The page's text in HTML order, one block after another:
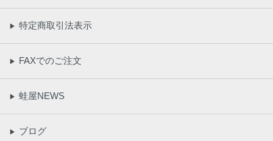
▶ 特定商取引法表示
▶ FAXでのご注文
▶ 蛙屋NEWS
▶ ブログ